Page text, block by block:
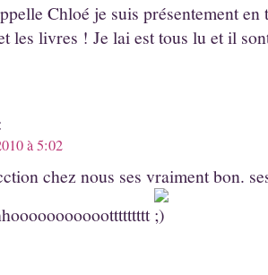
Chloé je suis présentement
les livres ! Je lai est tous lu et il
à 5:02
chez nous ses vraiment bon.